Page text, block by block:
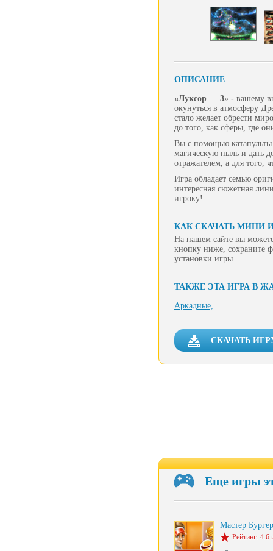
ОПИСАНИЕ
«Луксор — 3» - вашему
окунуться в атмосферу
стало желает обрести
до того, как сферы, где
Вы с помощью катапульты
магическую пыль и дать
отражателем, а для того,
Игра обладает семью
интересная сюжетная
игроку!
КАК СКАЧАТЬ МИНИ
На нашем сайте вы
кнопку ниже, сохраните
установки игры.
ТАКЖЕ ЭТА ИГРА В
Аркадные,
СКАЧАТЬ
Еще игры
Мастер
Рейтинг: 4.6